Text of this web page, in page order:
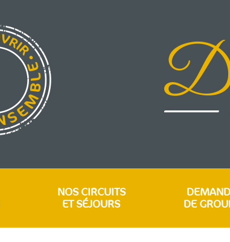
NOS CIRCUITS
ET SÉJOURS
DE